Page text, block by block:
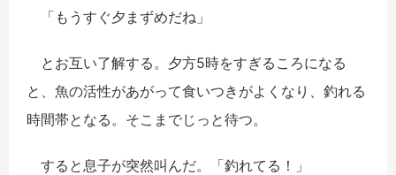
「もうすぐ夕まずめだね」
とお互い了解する。夕方5時をすぎるころになる
と、魚の活性があがって食いつきがよくなり、釣れる
時間帯となる。そこまでじっと待つ。
すると息子が突然叫んだ。「釣れてる！」